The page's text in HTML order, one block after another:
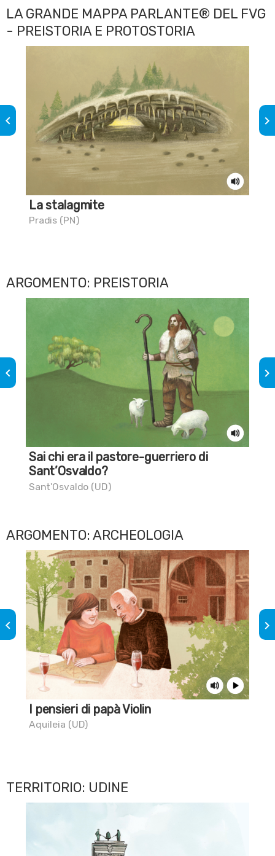
LA GRANDE MAPPA PARLANTE® DEL FVG
- PREISTORIA E PROTOSTORIA
La stalagmite
Pradis (PN)
keyboard_arrow_left keyboard_arrow_right
ARGOMENTO: PREISTORIA
Sai chi era il pastore-guerriero di
Sant’Osvaldo?
Sant'Osvaldo (UD)
keyboard_arrow_left keyboard_arrow_right
ARGOMENTO: ARCHEOLOGIA
I pensieri di papà Violin
Aquileia (UD)
keyboard_arrow_left keyboard_arrow_right
TERRITORIO: UDINE